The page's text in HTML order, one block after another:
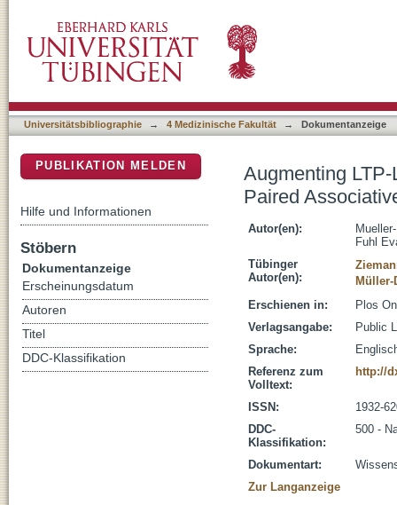
Universitätsbibliographie → 4 Medizinische Fakultät → Dokumentanzeige
Augmenting
Paired
Autor(en):
Fuhl
Tübinger
Autor(en):
Erschienen in:
Plos
Verlagsangabe:
Public
Sprache:
Referenz zum
Volltext:
http://
ISSN:
1932-
DDC-
Klassifikation:
500 -
Dokumentart:
Zur Langanzeige
PUBLIKATION MELDEN
Hilfe und Informationen
Stöbern
Dokumentanzeige
Erscheinungsdatum
Autoren
Titel
DDC-Klassifikation